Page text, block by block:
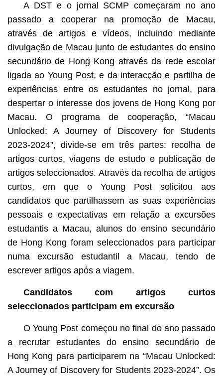
A DST e o jornal SCMP começaram no ano
passado a cooperar na promoção de Macau,
através de artigos e vídeos, incluindo mediante
divulgação de Macau junto de estudantes do ensino
secundário de Hong Kong através da rede escolar
ligada ao Young Post, e da interacção e partilha de
experiências entre os estudantes no jornal, para
despertar o interesse dos jovens de Hong Kong por
Macau. O programa de cooperação, “Macau
Unlocked: A Journey of Discovery for Students
2023-2024”, divide-se em três partes: recolha de
artigos curtos, viagens de estudo e publicação de
artigos seleccionados. Através da recolha de artigos
curtos, em que o Young Post solicitou aos
candidatos que partilhassem as suas experiências
pessoais e expectativas em relação a excursões
estudantis a Macau, alunos do ensino secundário
de Hong Kong foram seleccionados para participar
numa excursão estudantil a Macau, tendo de
escrever artigos após a viagem.
Candidatos com artigos curtos
seleccionados participam em excursão
O Young Post começou no final do ano passado
a recrutar estudantes do ensino secundário de
Hong Kong para participarem na “Macau Unlocked:
A Journey of Discovery for Students 2023-2024”. Os